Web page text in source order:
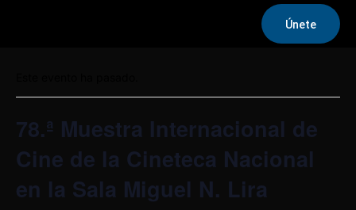
Únete
78.ª Muestra Internacional de
Cine de la Cineteca Nacional
en la Sala Miguel N. Lira